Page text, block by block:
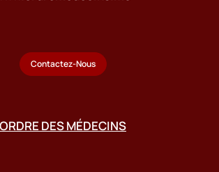
Contactez-Nous
ORDRE DES MÉDECINS